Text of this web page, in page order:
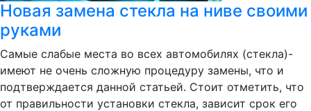
Новая замена стекла на ниве своими
руками
Самые слабые места во всех автомобилях (стекла)-
имеют не очень сложную процедуру замены, что и
подтверждается данной статьей. Стоит отметить, что
от правильности установки стекла, зависит срок его